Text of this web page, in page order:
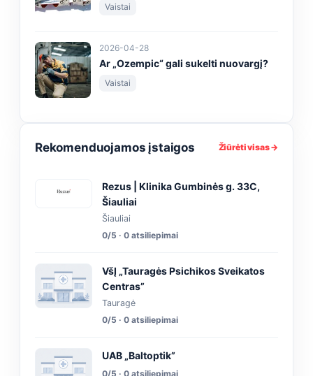
Vaistai
2026-04-28
Ar „Ozempic“ gali sukelti nuovargį?
Vaistai
Rekomenduojamos įstaigos Žiūrėti visas →
Rezus | Klinika Gumbinės g. 33C,
Šiauliai
Šiauliai
0/5 · 0 atsiliepimai
VšĮ „Tauragės Psichikos Sveikatos
Centras”
Tauragė
0/5 · 0 atsiliepimai
UAB „Baltoptik”
0/5 · 0 atsiliepimai